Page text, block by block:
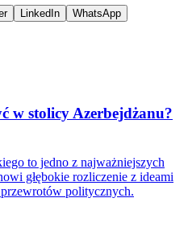
LinkedIn WhatsApp
w stolicy Azerbejdżanu?
to jedno z najważniejszych
głębokie rozliczenie z ideami
politycznych.